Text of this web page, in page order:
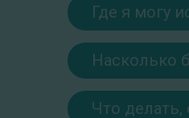
Где я могу
Насколько
Что делать,